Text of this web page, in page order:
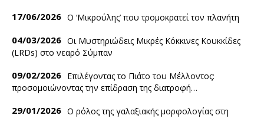
17/06/2026 Ο ‘Mικρούλης’ που τρομοκρατεί τον πλανήτη
04/03/2026 Οι Μυστηριώδεις Μικρές Κόκκινες Κουκκίδες
(LRDs) στο νεαρό Σύμπαν
09/02/2026 Επιλέγοντας το Πιάτο του Μέλλοντος:
προσομοιώνοντας την επίδραση της διατροφή…
29/01/2026 Ο ρόλος της γαλαξιακής μορφολογίας στη